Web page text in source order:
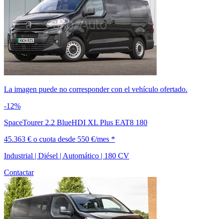
La imagen puede no corresponder con el vehículo ofertado.
-12%
SpaceTourer 2.2 BlueHDI XL Plus EAT8 180
45.363 € o cuota desde 550 €/mes *
Industrial | Diésel | Automático | 180 CV
Contactar